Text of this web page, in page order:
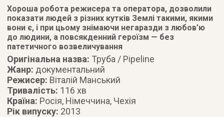
Хороша робота режисера та оператора, дозволили
показати людей з різних кутків Землі такими, якими
вони є, і при цьому знімаючи негаразди з любов’ю
до людини, а повсякденний героїзм — без
патетичного возвеличування
Оригінальна назва: Труба / Pipeline
Жанр: документальний
Режисер: Віталій Манський
Тривалість: 116 хв
Країна: Росія, Німеччина, Чехія
Рік випуску: 2013